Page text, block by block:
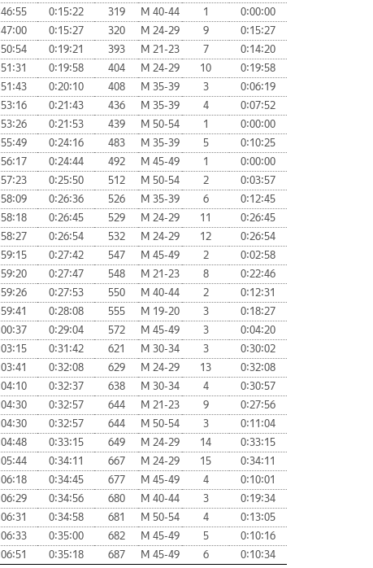
0:15:22 319 М 40-44 1
0:00:00
0:15:27 320 М 24-29 9
0:15:27
0:19:21 393 М 21-23 7
0:14:20
0:19:58 404 М 24-29 10
0:19:58
0:20:10 408 М 35-39 3
0:06:19
0:21:43 436 М 35-39 4
0:07:52
0:21:53 439 М 50-54 1
0:00:00
0:24:16 483 М 35-39 5
0:10:25
0:24:44 492 М 45-49 1
0:00:00
0:25:50 512 М 50-54 2
0:03:57
0:26:36 526 М 35-39 6
0:12:45
0:26:45 529 М 24-29 11
0:26:45
0:26:54 532 М 24-29 12
0:26:54
0:27:42 547 М 45-49 2
0:02:58
0:27:47 548 М 21-23 8
0:22:46
0:27:53 550 М 40-44 2
0:12:31
0:28:08 555 М 19-20 3
0:18:27
0:29:04 572 М 45-49 3
0:04:20
0:31:42 621 М 30-34 3
0:30:02
0:32:08 629 М 24-29 13
0:32:08
0:32:37 638 М 30-34 4
0:30:57
0:32:57 644 М 21-23 9
0:27:56
0:32:57 644 М 50-54 3
0:11:04
0:33:15 649 М 24-29 14
0:33:15
0:34:11 667 М 24-29 15
0:34:11
0:34:45 677 М 45-49 4
0:10:01
0:34:56 680 М 40-44 3
0:19:34
0:34:58 681 М 50-54 4
0:13:05
0:35:00 682 М 45-49 5
0:10:16
0:35:18 687 М 45-49 6 0:10:34